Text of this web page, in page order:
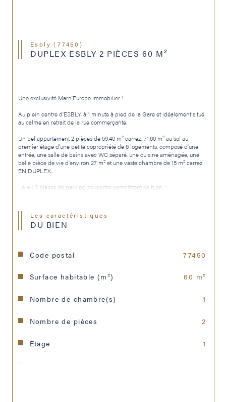
Esbly (77450)
DUPLEX ESBLY 2 PIÈCES 60 M²
Une exclusivité Marn'Europe immobilier !
Au plein centre d'ESBLY, à 1 minute à pied de la Gare et idéalement situé
au calme en retrait de la rue commerçante.
Un bel appartement 2 pièces de 59,40 m² carrez, 71,60 m² au sol au
premier étage d'une petite copropriété de 6 logements, composé d'une
entrée, une salle de bains avec WC séparé, une cuisine aménagée, une
belle pièce de vie d'environ 27 m² et une vaste chambre de 15 m² carrez
EN DUPLEX.
Le + : 2 places de parking couvertes complètent ce bien !
amortir votre prêt les trois premières années et y habiter ensuite).
Une visite s'impose !
Les caractéristiques
DU BIEN
Code postal 77450
Surface habitable (m²) 60 m²
Nombre de chambre(s) 1
Nombre de pièces 2
Etage 1